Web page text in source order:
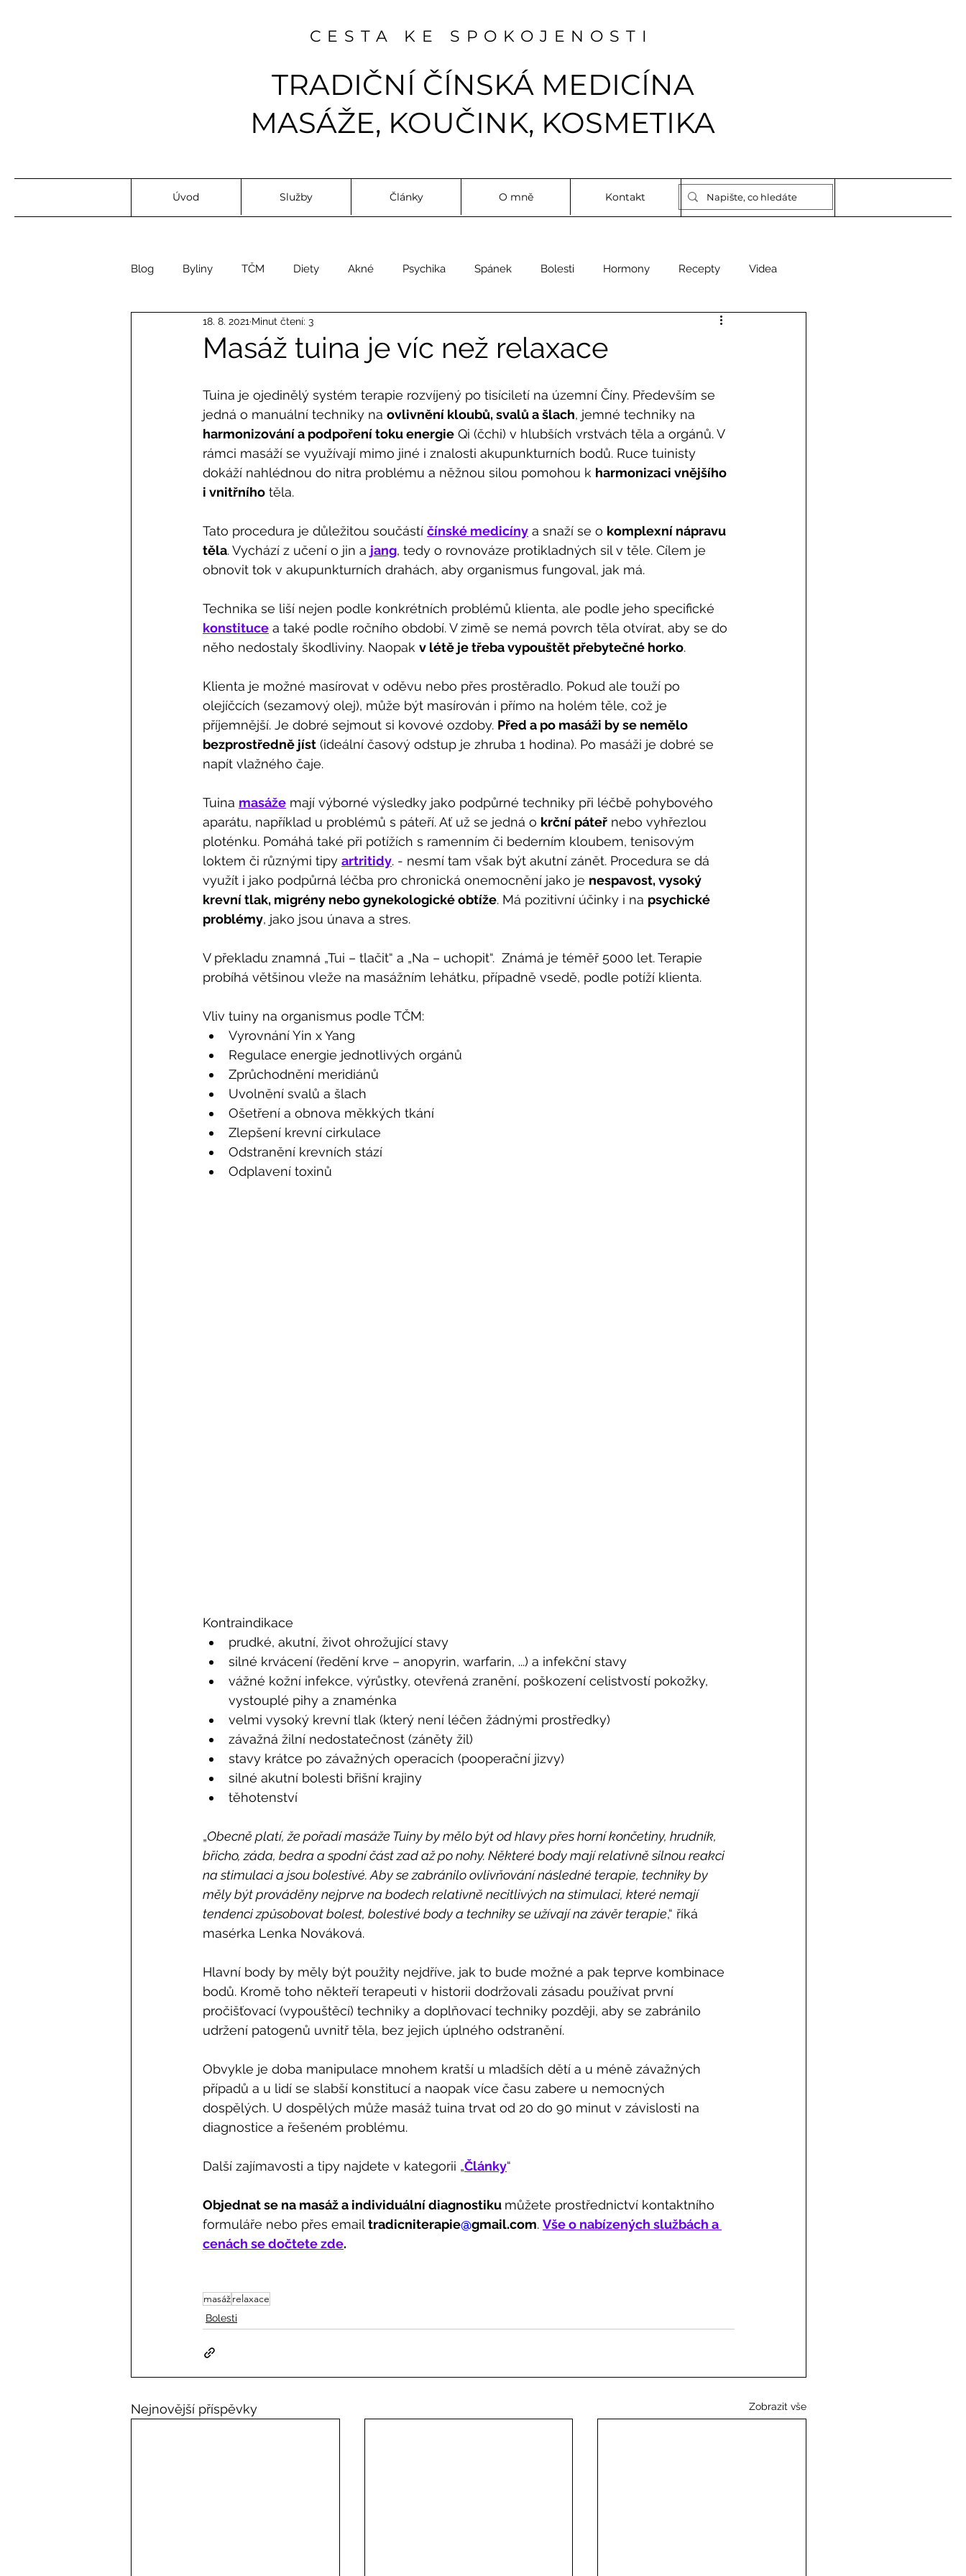
CESTA KE SPOKOJENOSTI
TRADIČNÍ ČÍNSKÁ MEDICÍNA
MASÁŽE, KOUČINK, KOSMETIKA
Úvod Služby Články O mně Kontakt
Blog Byliny TČM Diety Akné Psychika Spánek Bolesti Hormony Recepty Videa
Masáž tuina je víc než relaxace
18. 8. 2021 Minut čtení: 3
Tuina je ojedinělý systém terapie rozvíjený po tisíciletí na územní Číny. Především se
jedná o manuální techniky na ovlivnění kloubů, svalů a šlach, jemné techniky na
harmonizování a podpoření toku energie Qi (čchi) v hlubších vrstvách těla a orgánů. V
rámci masáží se využívají mimo jiné i znalosti akupunkturních bodů. Ruce tuinisty
dokáží nahlédnou do nitra problému a něžnou silou pomohou k harmonizaci vnějšího
i vnitřního těla.
Tato procedura je důležitou součástí čínské medicíny a snaží se o komplexní nápravu
těla. Vychází z učení o jin a jang, tedy o rovnováze protikladných sil v těle. Cílem je
obnovit tok v akupunkturních drahách, aby organismus fungoval, jak má.
Technika se liší nejen podle konkrétních problémů klienta, ale podle jeho specifické
konstituce a také podle ročního období. V zimě se nemá povrch těla otvírat, aby se do
něho nedostaly škodliviny. Naopak v létě je třeba vypouštět přebytečné horko.
Klienta je možné masírovat v oděvu nebo přes prostěradlo. Pokud ale touží po
olejíčcích (sezamový olej), může být masírován i přímo na holém těle, což je
příjemnější. Je dobré sejmout si kovové ozdoby. Před a po masáži by se nemělo
bezprostředně jíst (ideální časový odstup je zhruba 1 hodina). Po masáži je dobré se
napít vlažného čaje.
Tuina masáže mají výborné výsledky jako podpůrné techniky při léčbě pohybového
aparátu, například u problémů s páteří. Ať už se jedná o krční páteř nebo vyhřezlou
ploténku. Pomáhá také při potížích s ramenním či bederním kloubem, tenisovým
loktem či různými tipy artritidy. - nesmí tam však být akutní zánět. Procedura se dá
využít i jako podpůrná léčba pro chronická onemocnění jako je nespavost, vysoký
krevní tlak, migrény nebo gynekologické obtíže. Má pozitivní účinky i na psychické
problémy, jako jsou únava a stres.
V překladu znamná „Tui – tlačit“ a „Na – uchopit“.  Známá je téměř 5000 let. Terapie
probíhá většinou vleže na masážním lehátku, případně vsedě, podle potíží klienta.
Vliv tuiny na organismus podle TČM:
Vyrovnání Yin x Yang
Regulace energie jednotlivých orgánů
Zprůchodnění meridiánů
Uvolnění svalů a šlach
Ošetření a obnova měkkých tkání
Zlepšení krevní cirkulace
Odstranění krevních stází
Odplavení toxinů
Kontraindikace
prudké, akutní, život ohrožující stavy
silné krvácení (ředění krve – anopyrin, warfarin, ...) a infekční stavy
vážné kožní infekce, výrůstky, otevřená zranění, poškození celistvostí pokožky,
vystouplé pihy a znaménka
velmi vysoký krevní tlak (který není léčen žádnými prostředky)
závažná žilní nedostatečnost (záněty žil)
stavy krátce po závažných operacích (pooperační jizvy)
silné akutní bolesti břišní krajiny
těhotenství
„Obecně platí, že pořadí masáže Tuiny by mělo být od hlavy přes horní končetiny, hrudník,
břicho, záda, bedra a spodní část zad až po nohy. Některé body mají relativně silnou reakci
na stimulaci a jsou bolestivé. Aby se zabránilo ovlivňování následné terapie, techniky by
měly být prováděny nejprve na bodech relativně necitlivých na stimulaci, které nemají
tendenci způsobovat bolest, bolestivé body a techniky se užívají na závěr terapie,“ říká
masérka Lenka Nováková.
Hlavní body by měly být použity nejdříve, jak to bude možné a pak teprve kombinace
bodů. Kromě toho někteří terapeuti v historii dodržovali zásadu používat první
pročišťovací (vypouštěcí) techniky a doplňovací techniky později, aby se zabránilo
udržení patogenů uvnitř těla, bez jejich úplného odstranění.
Obvykle je doba manipulace mnohem kratší u mladších dětí a u méně závažných
případů a u lidí se slabší konstitucí a naopak více času zabere u nemocných
dospělých. U dospělých může masáž tuina trvat od 20 do 90 minut v závislosti na
diagnostice a řešeném problému.
Další zajímavosti a tipy najdete v kategorii „Články“
Objednat se na masáž a individuální diagnostiku můžete prostřednictví kontaktního
formuláře nebo přes email tradicniterapie@gmail.com. Vše o nabízených službách a
cenách se dočtete zde.
masážrelaxace
Bolesti
Nejnovější příspěvky Zobrazit vše